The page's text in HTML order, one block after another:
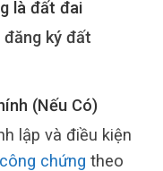
là đất đai
đăng ký đất
(Nếu Có)
lập và điều kiện
chứng theo